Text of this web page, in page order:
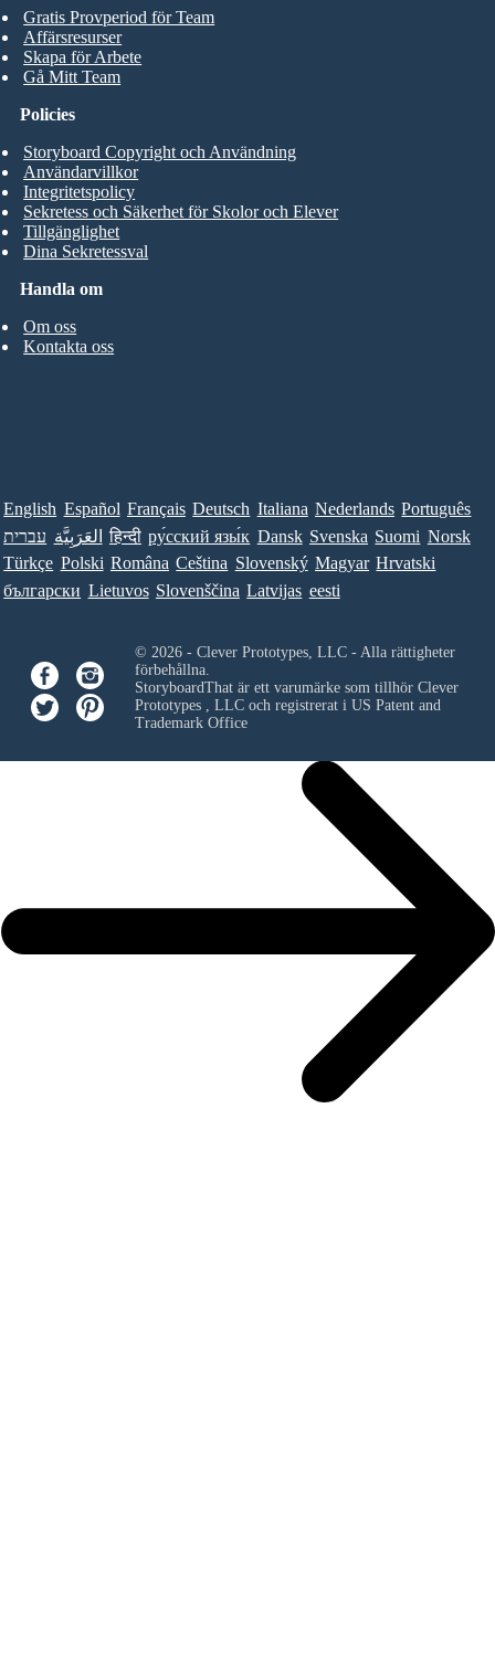
Gratis Provperiod för Team
Affärsresurser
Skapa för Arbete
Gå Mitt Team
Handla om
Om oss
Kontakta oss
Policies
Storyboard Copyright och Användning
Användarvillkor
Integritetspolicy
Sekretess och Säkerhet för Skolor och Elever
Tillgänglighet
Dina Sekretessval
English Español Français Deutsch Italiana Nederlands Português
עברית العَرَبِيَّة हिन्दी ру́сский язы́к Dansk Svenska Suomi Norsk
Türkçe Polski Româna Ceština Slovenský Magyar Hrvatski
български Lietuvos Slovenščina Latvijas eesti
© 2026 - Clever Prototypes, LLC - Alla rättigheter
förbehållna.
StoryboardThat är ett varumärke som tillhör Clever
Prototypes , LLCoch registrerat i US Patent and
Trademark Office